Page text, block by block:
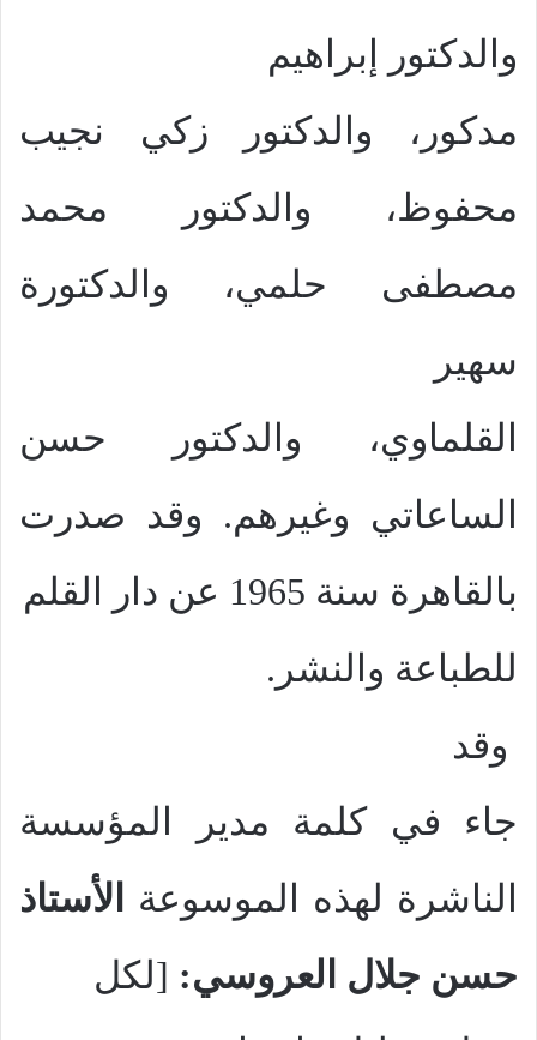
والدكتور إبراهيم
مدكور، والدكتور زكي نجيب
محفوظ، والدكتور محمد
مصطفى حلمي، والدكتورة
سهير
القلماوي، والدكتور حسن
الساعاتي وغيرهم. وقد صدرت
بالقاهرة سنة 1965 عن دار القلم
للطباعة والنشر.
وقد
جاء في كلمة مدير المؤسسة
الناشرة لهذه الموسوعة
الأستاذ
حسن جلال العروسي: [لكل